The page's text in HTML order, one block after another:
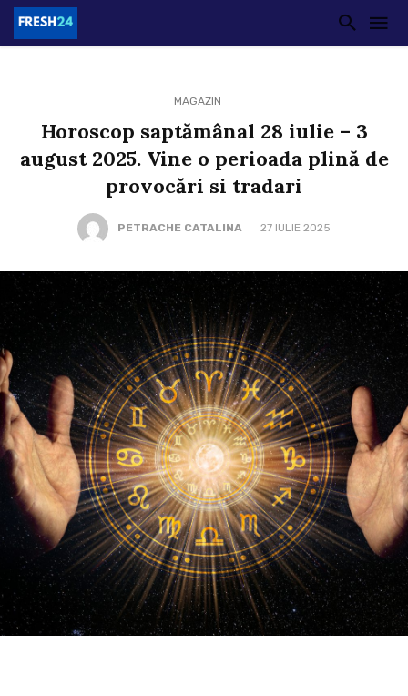
MAGAZIN
Horoscop saptămânal 28 iulie – 3
august 2025. Vine o perioada plină de
provocări si tradari
PETRACHE CATALINA 27 IULIE 2025